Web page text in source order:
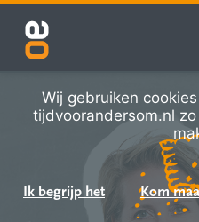
Wij gebruiken
tijdvoorandersom.nl
Ik begrijp het Kom